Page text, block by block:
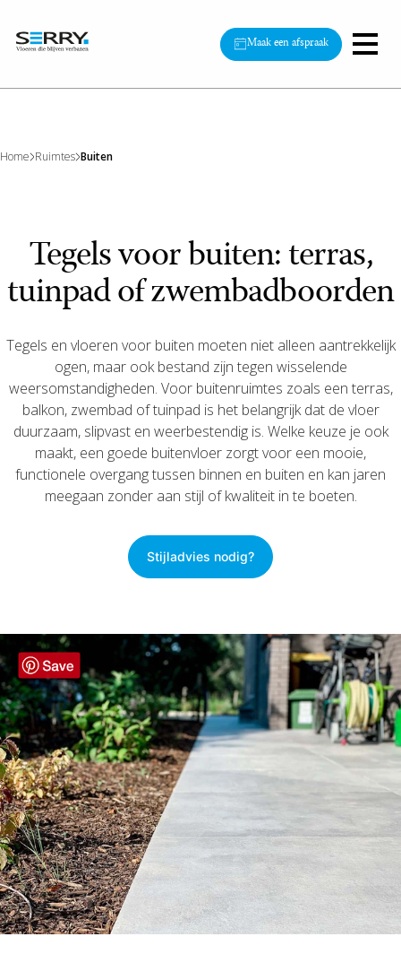
Maak een afspraak
Home Ruimtes Buiten
Tegels voor buiten: terras,
tuinpad of zwembadboorden
Tegels en vloeren voor buiten moeten niet alleen aantrekkelijk
ogen, maar ook bestand zijn tegen wisselende
weersomstandigheden. Voor buitenruimtes zoals een terras,
balkon, zwembad of tuinpad is het belangrijk dat de vloer
duurzaam, slipvast en weerbestendig is. Welke keuze je ook
maakt, een goede buitenvloer zorgt voor een mooie,
functionele overgang tussen binnen en buiten en kan jaren
meegaan zonder aan stijl of kwaliteit in te boeten.
Stijladvies nodig?